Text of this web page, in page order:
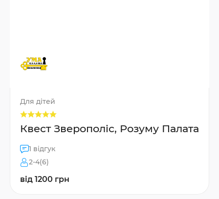
Для дітей
Квест Зверополіс, Розуму Палата
1 відгук
2-4(6)
від 1200 грн